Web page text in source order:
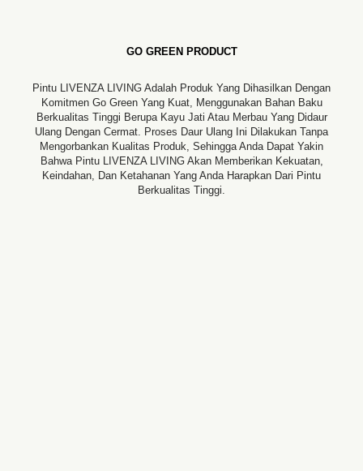
GO GREEN PRODUCT
Pintu LIVENZA LIVING Adalah Produk Yang Dihasilkan Dengan
Komitmen Go Green Yang Kuat, Menggunakan Bahan Baku
Berkualitas Tinggi Berupa Kayu Jati Atau Merbau Yang Didaur
Ulang Dengan Cermat. Proses Daur Ulang Ini Dilakukan Tanpa
Mengorbankan Kualitas Produk, Sehingga Anda Dapat Yakin
Bahwa Pintu LIVENZA LIVING Akan Memberikan Kekuatan,
Keindahan, Dan Ketahanan Yang Anda Harapkan Dari Pintu
Berkualitas Tinggi.